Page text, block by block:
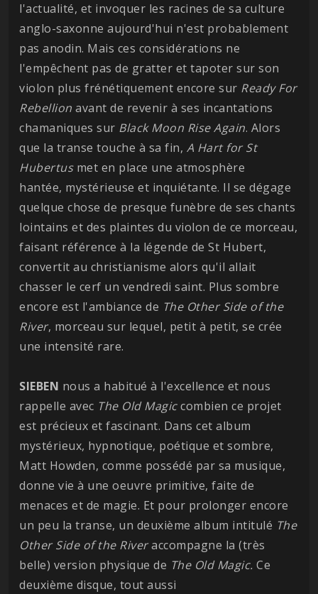
l'actualité, et invoquer les racines de sa culture
anglo-saxonne aujourd'hui n'est probablement
pas anodin. Mais ces considérations ne
l'empêchent pas de gratter et tapoter sur son
violon plus frénétiquement encore sur Ready For
Rebellion avant de revenir à ses incantations
chamaniques sur Black Moon Rise Again. Alors
que la transe touche à sa fin, A Hart for St
Hubertusmet en place une atmosphère
hantée, mystérieuse et inquiétante. Il se dégage
quelque chose de presque funèbre de ses chants
lointains et des plaintes du violon de ce morceau,
faisant référence à la légende de St Hubert,
convertit au christianisme alors qu'il allait
chasser le cerf un vendredi saint. Plus sombre
encore est l'ambiance de The Other Side of the
River, morceau sur lequel, petit à petit, se crée
une intensité rare.
SIEBEN nous a habitué à l'excellence et nous
rappelle avec The Old Magiccombien ce projet
est précieux et fascinant. Dans cet album
mystérieux, hypnotique, poétique et sombre,
Matt Howden, comme possédé par sa musique,
donne vie à une oeuvre primitive, faite de
menaces et de magie. Et pour prolonger encore
un peu la transe, un deuxième album intitulé The
Other Side of the Riveraccompagne la (très
belle) version physique de The Old Magic. Ce
deuxième disque, tout aussi